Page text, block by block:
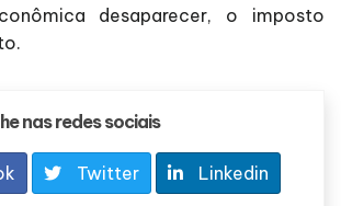
desaparecer, o imposto
nas redes sociais
Twitter Linkedin